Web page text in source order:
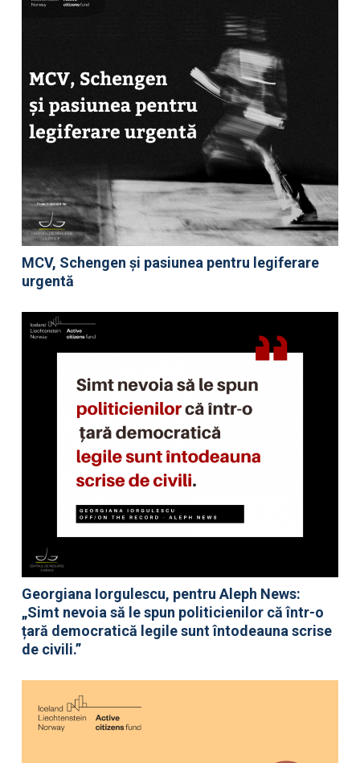
MCV, Schengen și pasiunea pentru legiferare
urgentă
Georgiana Iorgulescu, pentru Aleph News:
„Simt nevoia să le spun politicienilor că într-o
țară democratică legile sunt întodeauna scrise
de civili.”